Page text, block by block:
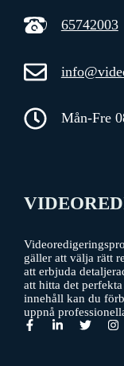
65742003
Mån-Fre
gäller att välja rätt
att erbjuda
att hitta det
innehåll kan du
uppnå